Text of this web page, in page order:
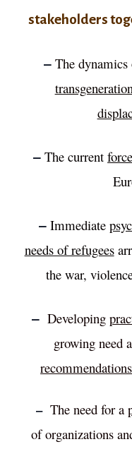
stakeholders
– The
– The current
– Immediate
needs of refugees
the war,
–Developing
growing need
–The need for a
of organizations